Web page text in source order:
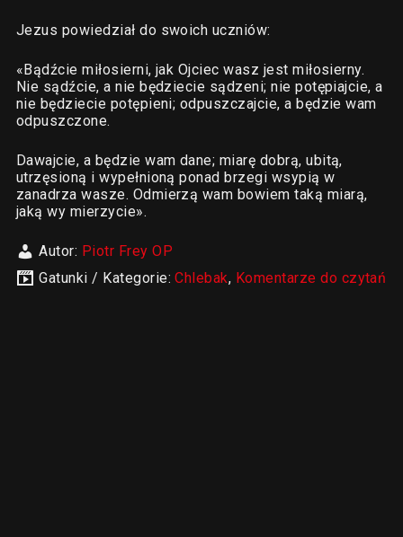
Jezus powiedział do swoich uczniów:
«Bądźcie miłosierni, jak Ojciec wasz jest miłosierny.
Nie sądźcie, a nie będziecie sądzeni; nie potępiajcie, a
nie będziecie potępieni; odpuszczajcie, a będzie wam
odpuszczone.
Dawajcie, a będzie wam dane; miarę dobrą, ubitą,
utrzęsioną i wypełnioną ponad brzegi wsypią w
zanadrza wasze. Odmierzą wam bowiem taką miarą,
jaką wy mierzycie».
Autor: Piotr Frey OP
Gatunki / Kategorie:Chlebak, Komentarze do czytań